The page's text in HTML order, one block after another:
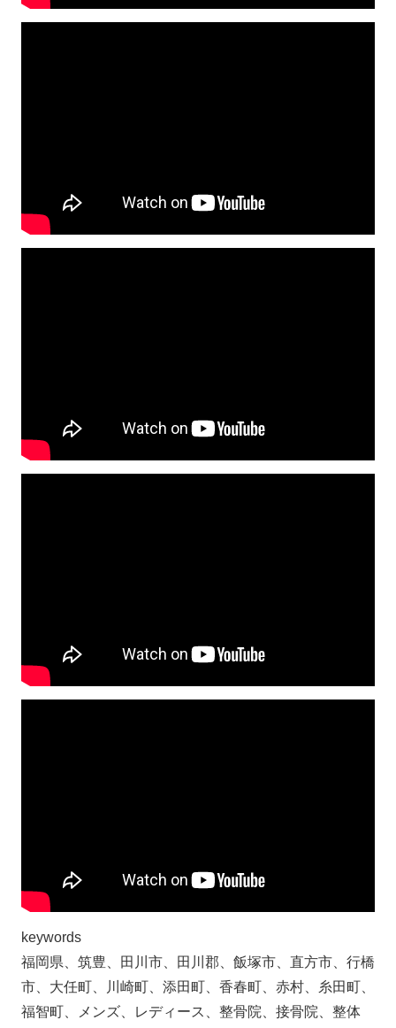
keywords
福岡県、筑豊、田川市、田川郡、飯塚市、直方市、行橋
市、大任町、川崎町、添田町、香春町、赤村、糸田町、
福智町、メンズ、レディース、整骨院、接骨院、整体